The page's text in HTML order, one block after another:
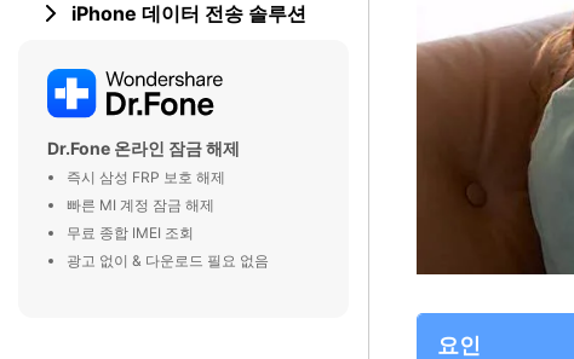
iPhone 데이터 전송 솔루션
Dr.Fone 온라인 잠금 해제
즉시 삼성 FRP 보호 해제
빠른 MI 계정 잠금 해제
무료 종합 IMEI 조회
광고 없이 & 다운로드 필요 없음
요인